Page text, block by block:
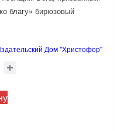
благу» бирюзовый
Дом "Христофор"